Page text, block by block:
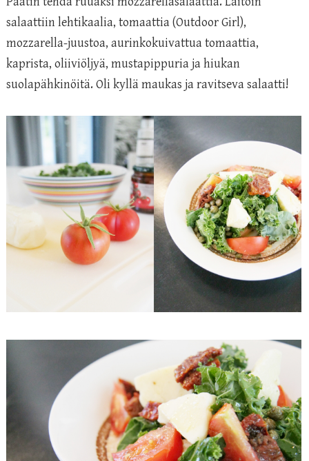
salaattiin lehtikaalia, tomaattia (Outdoor Girl),
mozzarella-juustoa, aurinkokuivattua tomaattia,
kaprista, oliiviöljyä, mustapippuria ja hiukan
suolapähkinöitä. Oli kyllä maukas ja ravitseva salaatti!